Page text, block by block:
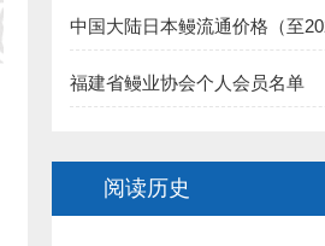
二、长乐市鳗业协会:
乐聚泉食品有限公司(王家思)捐赠100000
平洋食品有限公司（黄依龙） 捐赠
3.长乐 董椿 捐赠20000元:
中国大陆日本鳗流通价格（至
福建省鳗业协会个人会员名单
阅读历史